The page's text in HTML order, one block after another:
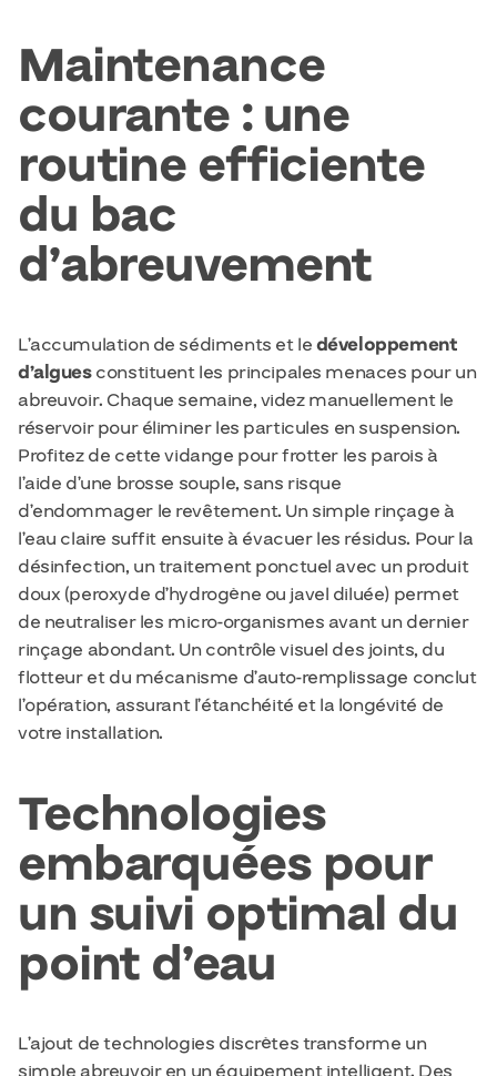
Maintenance
courante : une
routine efficiente
du bac
d’abreuvement
L’accumulation de sédiments et ledéveloppement
d’alguesconstituent les principales menaces pour un
abreuvoir. Chaque semaine, videz manuellement le
réservoir pour éliminer les particules en suspension.
Profitez de cette vidange pour frotter les parois à
l’aide d’une brosse souple, sans risque
d’endommager le revêtement. Un simple rinçage à
l’eau claire suffit ensuite à évacuer les résidus. Pour la
désinfection, un traitement ponctuel avec un produit
doux (peroxyde d’hydrogène ou javel diluée) permet
de neutraliser les micro-organismes avant un dernier
rinçage abondant. Un contrôle visuel des joints, du
flotteur et du mécanisme d’auto-remplissage conclut
l’opération, assurant l’étanchéité et la longévité de
votre installation.
Technologies
embarquées pour
un suivi optimal du
point d’eau
L’ajout de technologies discrètes transforme un